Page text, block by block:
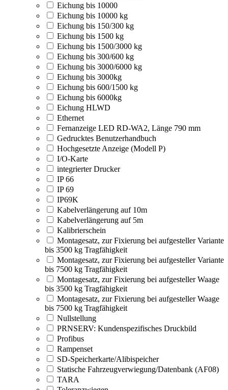
Eichung bis 10000
Eichung bis 10000 kg
Eichung bis 150/300 kg
Eichung bis 1500 kg
Eichung bis 1500/3000 kg
Eichung bis 300/600 kg
Eichung bis 3000/6000 kg
Eichung bis 3000kg
Eichung bis 600/1500 kg
Eichung bis 6000kg
Eichung HLWD
Ethernet
Fernanzeige LED RD-WA2, Länge 790 mm
Gedrucktes Benutzerhandbuch
Hochgesetzte Anzeige (Modell P)
I/O-Karte
integrierter Drucker
IP 66
IP 69
IP69K
Kabelverlängerung auf 10m
Kabelverlängerung auf 5m
Kalibrierschein
Montagesatz, zur Fixierung bei aufgesteller Variante
bis 3500 kg Tragfähigkeit
Montagesatz, zur Fixierung bei aufgesteller Variante
bis 7500 kg Tragfähigkeit
Montagesatz, zur Fixierung bei aufgesteller Waage
bis 3500 kg Tragfähigkeit
Montagesatz, zur Fixierung bei aufgesteller Waage
bis 7500 kg Tragfähigkeit
Nullstellung
PRNSERV: Kundenspezifisches Druckbild
Profibus
Rampenset
SD-Speicherkarte/Alibispeicher
Statische Fahrzeugverwiegung/Datenbank (AF08)
TARA